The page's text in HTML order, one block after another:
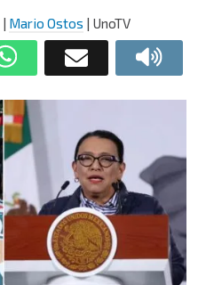
| Mario Ostos | UnoTV